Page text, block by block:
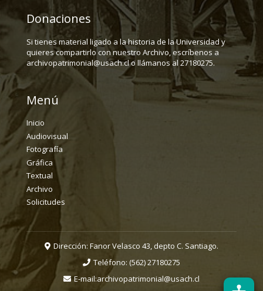
Donaciones
Si tienes material ligado a la historia de la Universidad y
quieres compartirlo con nuestro Archivo, escríbenos a
archivopatrimonial@usach.cl o llámanos al 27180275.
Menú
Inicio
Audiovisual
Fotografía
Gráfica
Textual
Archivo
Solicitudes
Dirección: Fanor Velasco 43, depto C. Santiago.
Teléfono: (562) 27180275
E-mail:archivopatrimonial@usach.cl